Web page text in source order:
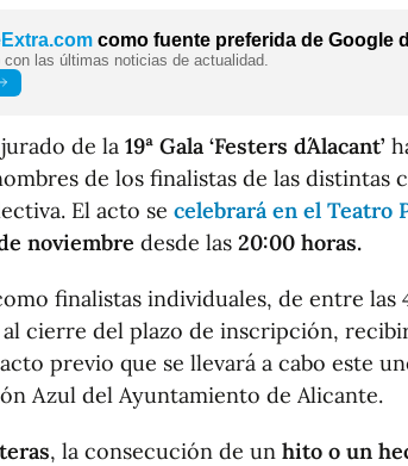
como fuente preferida de Google
con las últimas noticias de actualidad.
de la 19ª Gala ‘Festers d´Alacant’
de los finalistas de las distintas
El acto se celebrará en el Teatro
noviembre desde las 20:00 horas.
finalistas individuales, de entre las
cierre del plazo de inscripción,
previo que se llevará a cabo este
Azul del Ayuntamiento de Alicante.
, la consecución de un hito o un